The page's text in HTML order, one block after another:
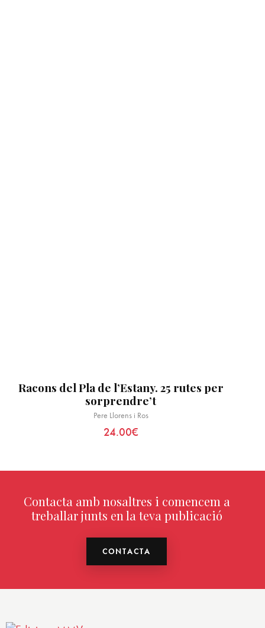
Racons del Pla de l’Estany. 25 rutes per
sorprendre’t
Pere Llorens i Ros
24.00€
Contacta amb nosaltres i comencem a
treballar junts en la teva publicació
CONTACTA